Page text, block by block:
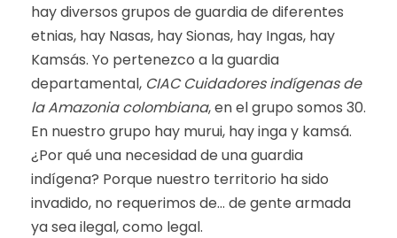
hay diversos grupos de guardia de diferentes
etnias, hay Nasas, hay Sionas, hay Ingas, hay
Kamsás. Yo pertenezco a la guardia
departamental, CIAC Cuidadores indígenas de
la Amazonia colombiana, en el grupo somos 30.
En nuestro grupo hay murui, hay inga y kamsá.
¿Por qué una necesidad de una guardia
indígena? Porque nuestro territorio ha sido
invadido, no requerimos de… de gente armada
ya sea ilegal, como legal.